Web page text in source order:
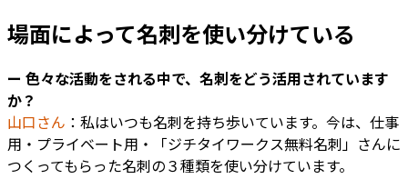
場面によって名刺を使い分けている
ー 色々な活動をされる中で、名刺をどう活用されています
か？
山口さん ：私はいつも名刺を持ち歩いています。今は、仕事
用・プライベート用・「ジチタイワークス無料名刺」さんに
つくってもらった名刺の３種類を使い分けています。